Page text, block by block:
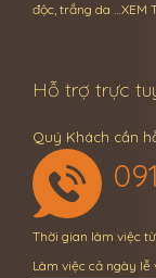
độc, trắng da …XEM
Hỗ trợ trực
Quý Khách cần
Thời gian làm việc
Làm việc cả ngày lễ